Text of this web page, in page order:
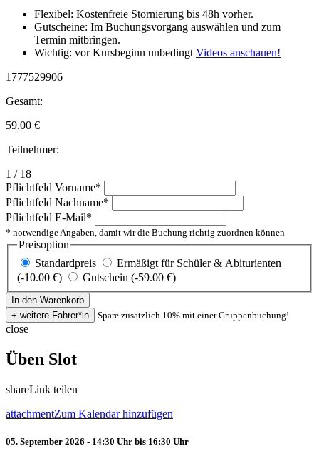
Flexibel: Kostenfreie Stornierung bis 48h vorher.
Gutscheine: Im Buchungsvorgang auswählen und zum
Termin mitbringen.
Wichtig: vor Kursbeginn unbedingtVideos anschauen!
1777529906
Gesamt:
59.00 €
Teilnehmer:
1 / 18
Pflichtfeld Vorname*
Pflichtfeld Nachname*
Pflichtfeld E-Mail*
* notwendige Angaben, damit wir die Buchung richtig zuordnen können
Preisoption
Standardpreis
Ermäßigt für Schüler & Abiturienten
(-10.00 €)
Gutschein (-59.00 €)
Spare zusätzlich 10% mit einer Gruppenbuchung!
close
Üben Slot
shareLink teilen
attachmentZum Kalendar hinzufügen
05. September 2026 - 14:30 Uhr bis 16:30 Uhr